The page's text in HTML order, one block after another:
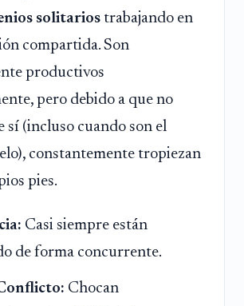
solitarios trabajando en
compartida. Son
productivos
pero debido a que no
sí (incluso cuando son el
constantemente tropiezan
pies.
Casi siempre están
de forma concurrente.
Chocan